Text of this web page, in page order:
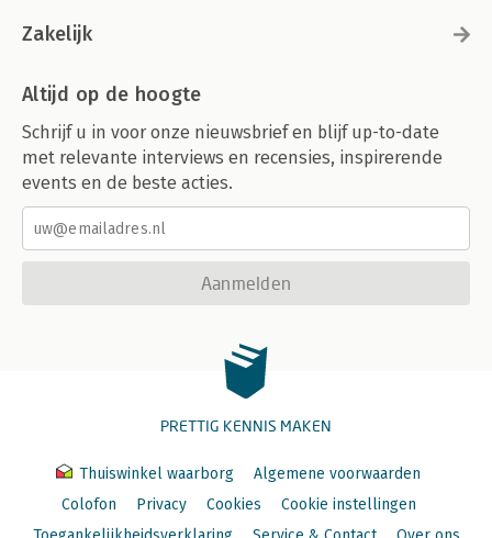
Zakelijk
Altijd op de hoogte
Schrijf u in voor onze nieuwsbrief en blijf up-to-date
met relevante interviews en recensies, inspirerende
events en de beste acties.
Aanmelden
PRETTIG KENNIS MAKEN
Thuiswinkel waarborg
Algemene voorwaarden
Colofon
Privacy Cookies
Cookie instellingen